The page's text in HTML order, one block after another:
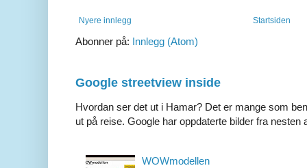
Nyere innlegg Startsiden
Abonner på: Innlegg (Atom)
Google streetview inside
Hvordan ser det ut i Hamar? Det er mange som
ut på reise. Google har oppdaterte bilder fra nesten
WOWmodellen